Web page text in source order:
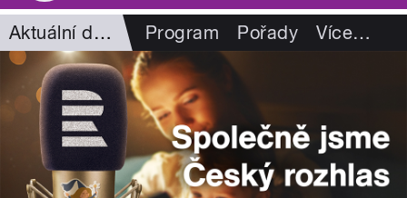
Aktuální dění Program Pořady Více…